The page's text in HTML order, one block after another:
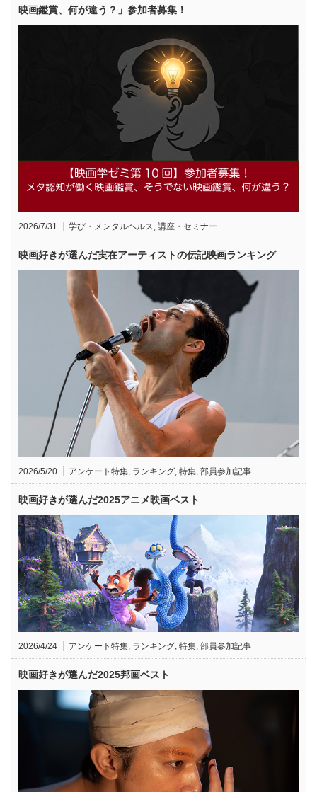
映画鑑賞、何が違う？」参加者募集！
2026/7/31 学び・メンタルヘルス 講座・セミナー
映画好きが選んだ実在アーティストの伝記映画ランキング
2026/5/20 アンケート特集 ランキング 特集 部員参加記事
映画好きが選んだ2025アニメ映画ベスト
2026/4/24 アンケート特集, ランキング, 特集, 部員参加記事
映画好きが選んだ2025邦画ベスト